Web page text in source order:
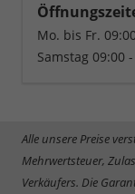
Mo. bis Fr.
Samstag 09:00
Alle unsere Preise
Mehrwertsteuer,
Verkäufers. Die